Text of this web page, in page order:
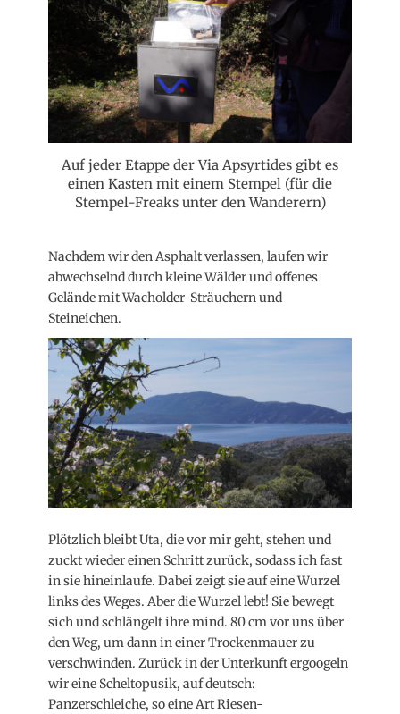
Auf jeder Etappe der Via Apsyrtides gibt es
einen Kasten mit einem Stempel (für die
Stempel-Freaks unter den Wanderern)
Nachdem wir den Asphalt verlassen, laufen wir
abwechselnd durch kleine Wälder und offenes
Gelände mit Wacholder-Sträuchern und
Steineichen.
Plötzlich bleibt Uta, die vor mir geht, stehen und
zuckt wieder einen Schritt zurück, sodass ich fast
in sie hineinlaufe. Dabei zeigt sie auf eine Wurzel
links des Weges. Aber die Wurzel lebt! Sie bewegt
sich und schlängelt ihre mind. 80 cm vor uns über
den Weg, um dann in einer Trockenmauer zu
verschwinden. Zurück in der Unterkunft ergoogeln
wir eine Scheltopusik, auf deutsch:
Panzerschleiche, so eine Art Riesen-